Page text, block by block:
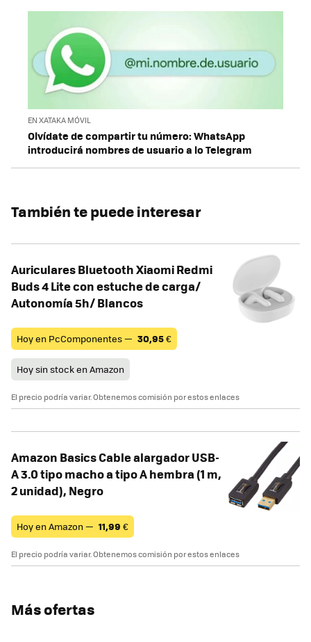
EN XATAKA MÓVIL
Olvídate de compartir tu número: WhatsApp
introducirá nombres de usuario a lo Telegram
También te puede interesar
Auriculares Bluetooth Xiaomi Redmi
Buds 4 Lite con estuche de carga/
Autonomía 5h/ Blancos
Hoy en PcComponentes — 30,95€
Hoy sin stock en Amazon
El precio podría variar. Obtenemos comisión por estos enlaces
Amazon Basics Cable alargador USB-
A 3.0 tipo macho a tipo A hembra (1 m,
2 unidad), Negro
Hoy en Amazon — 11,99 €
El precio podría variar. Obtenemos comisión por estos enlaces
Más ofertas